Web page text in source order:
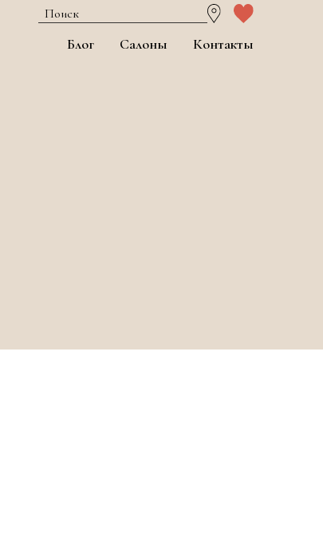
Блог Салоны Контакты